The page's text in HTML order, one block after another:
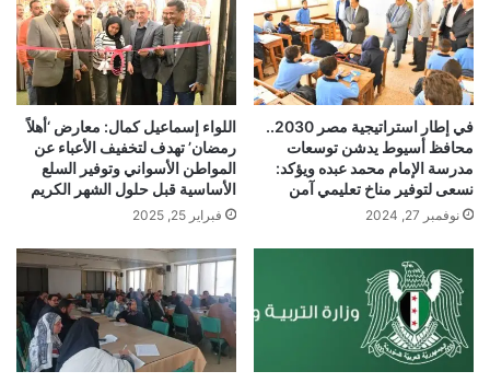
في إطار استراتيجية مصر 2030..
محافظ أسيوط يدشن توسعات
مدرسة الإمام محمد عبده ويؤكد:
نسعى لتوفير مناخ تعليمي آمن
نوفمبر 27, 2024
اللواء إسماعيل كمال: معارض ‘أهلاً
رمضان’ تهدف لتخفيف الأعباء عن
المواطن الأسواني وتوفير السلع
الأساسية قبل حلول الشهر الكريم
فبراير 25, 2025